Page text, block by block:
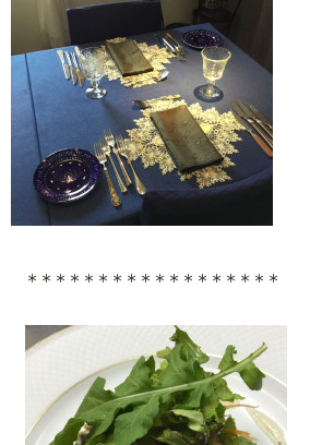
＊＊＊＊＊＊＊＊＊＊＊＊＊＊＊＊＊＊